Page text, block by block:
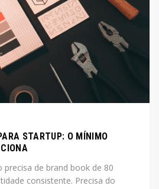
STARTUP: O MÍNIMO
precisa de brand book de 80
consistente. Precisa do